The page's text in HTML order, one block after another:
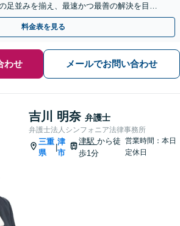
足並みを揃え、最速かつ最善の解決を目指
】【お子さま同席可】
料金表を見る
わせ メールでお問い合わせ
吉川 明奈 弁護士
弁護士法人シンフォニア法律事務所
三重
県
|
津
市
津駅から徒
歩1分
営業時間：本日
定休日